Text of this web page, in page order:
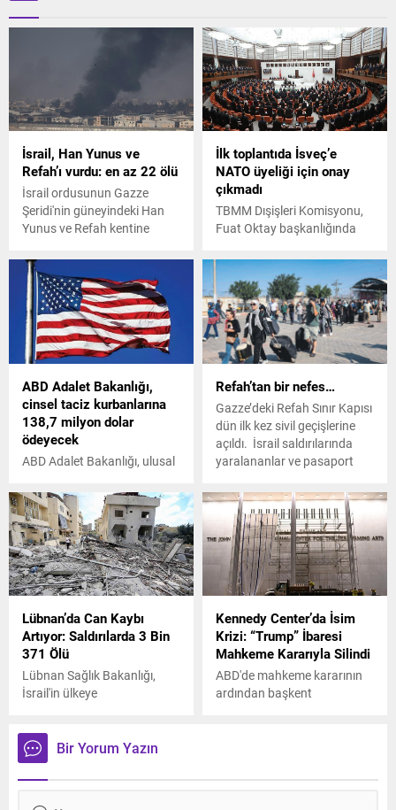
İsrail, Han Yunus ve
Refah’ı vurdu: en az 22 ölü
İsrail ordusunun Gazze
Şeridi'nin güneyindeki Han
Yunus ve Refah kentine
en az 22 Filistinli hayatını
kaybetti.
İlk toplantıda İsveç’e
NATO üyeliği için onay
çıkmadı
TBMM Dışişleri Komisyonu,
Fuat Oktay başkanlığında
karar çıkmazken
önümüzdeki günlerde yeni
bir toplantı günü
belirlenecek.
ABD Adalet Bakanlığı,
cinsel taciz kurbanlarına
138,7 milyon dolar
ödeyecek
ABD Adalet Bakanlığı, ulusal
Larry Nasser’ın kurbanlarına
138,7 milyon dolar tazminat
ödeyecek.
Refah’tan bir nefes…
Gazze’deki Refah Sınır Kapısı
dün ilk kez sivil geçişlerine
açıldı. İsrail saldırılarında
yaralananlar ve pasaport
ayrılmaya başladı.
Lübnan’da Can Kaybı
Artıyor: Saldırılarda 3 Bin
371 Ölü
Lübnan Sağlık Bakanlığı,
İsrail'in ülkeye
sayısının 3 bin 371'e, yaralı
sayısının ise 10 bin 129'a
ulaştığını bildirdi.
Kennedy Center’da İsim
Krizi: “Trump” İbaresi
Mahkeme Kararıyla Silindi
ABD'de mahkeme kararının
ardından başkent
Donald Trump'ın soyadı
Bir Yorum Yazın